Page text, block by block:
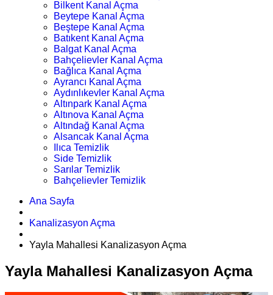
Bilkent Kanal Açma
Beytepe Kanal Açma
Beştepe Kanal Açma
Batıkent Kanal Açma
Balgat Kanal Açma
Bahçelievler Kanal Açma
Bağlıca Kanal Açma
Ayrancı Kanal Açma
Aydınlıkevler Kanal Açma
Altınpark Kanal Açma
Altınova Kanal Açma
Altındağ Kanal Açma
Alsancak Kanal Açma
Ilıca Temizlik
Side Temizlik
Sarılar Temizlik
Bahçelievler Temizlik
Ana Sayfa
Kanalizasyon Açma
Yayla Mahallesi Kanalizasyon Açma
Yayla Mahallesi Kanalizasyon Açma